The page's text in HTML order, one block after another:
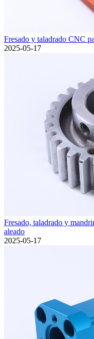
Fresado y taladrado CNC
2025-05-17
Fresado, taladrado y
aleado
2025-05-17